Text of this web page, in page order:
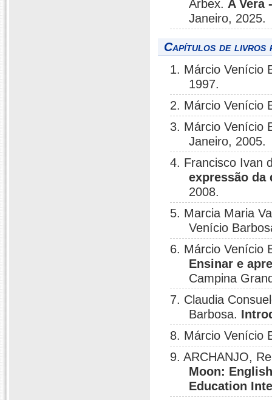
Arbex. A Vera
Janeiro, 2025.
Capítulos de livros
1. Márcio Venício
1997.
2. Márcio Venício
3. Márcio Venício
Janeiro, 2005.
4. Francisco Ivan
expressão da
2008.
5. Marcia Maria
Venício
6. Márcio Venício
Ensinar e
Campina
7. Claudia
Barbosa.
8. Márcio Venício
9. ARCHANJO,
Moon:
Education